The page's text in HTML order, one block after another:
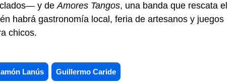
y deAmores Tangos, una banda que rescata el
habrá gastronomía local, feria de artesanos y juegos
chicos.
Lanús Guillermo Caride